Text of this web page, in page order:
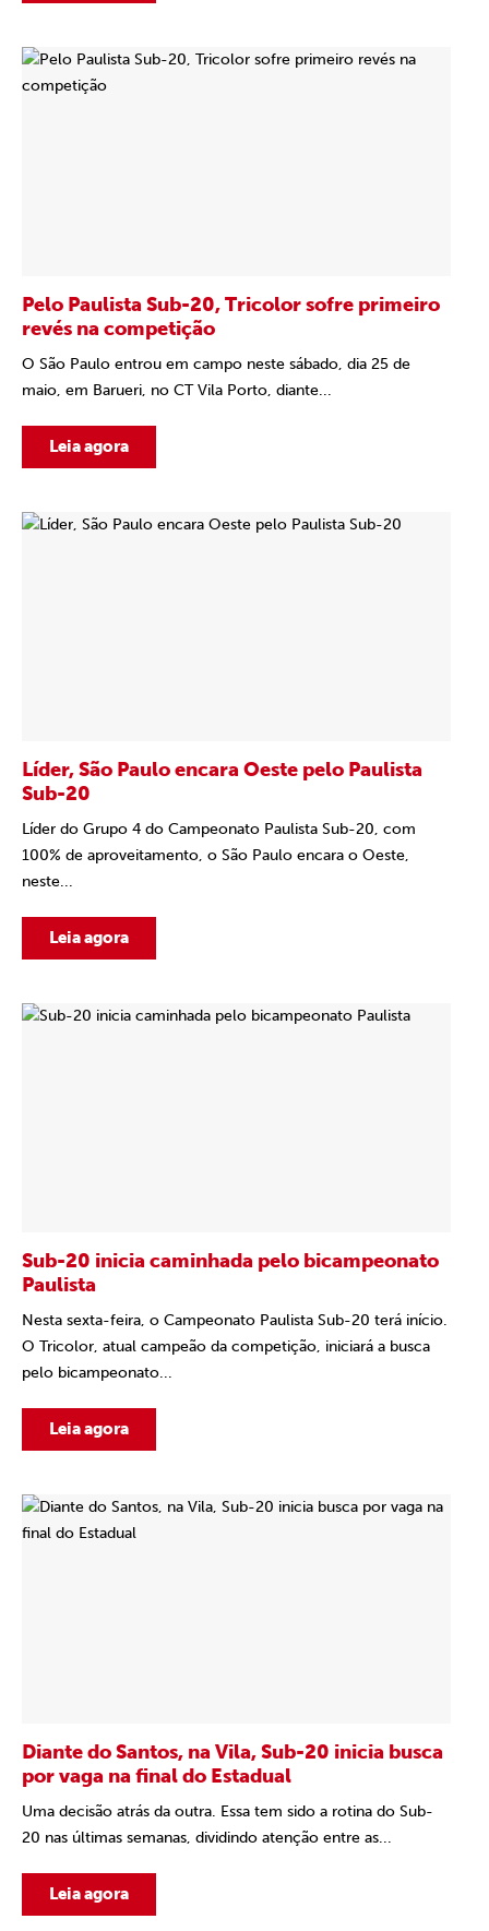
Pelo Paulista Sub-20, Tricolor sofre primeiro
revés na competição
O São Paulo entrou em campo neste sábado, dia 25 de
maio, em Barueri, no CT Vila Porto, diante...
Leia agora
Líder, São Paulo encara Oeste pelo Paulista
Sub-20
Líder do Grupo 4 do Campeonato Paulista Sub-20, com
100% de aproveitamento, o São Paulo encara o Oeste,
neste...
Leia agora
Sub-20 inicia caminhada pelo bicampeonato
Paulista
Nesta sexta-feira, o Campeonato Paulista Sub-20 terá início.
O Tricolor, atual campeão da competição, iniciará a busca
pelo bicampeonato...
Leia agora
Diante do Santos, na Vila, Sub-20 inicia busca
por vaga na final do Estadual
Uma decisão atrás da outra. Essa tem sido a rotina do Sub-
20 nas últimas semanas, dividindo atenção entre as...
Leia agora